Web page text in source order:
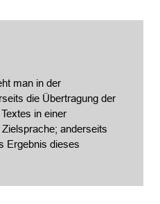
man in der
die Übertragung der
in einer
anderseits
Ergebnis dieses